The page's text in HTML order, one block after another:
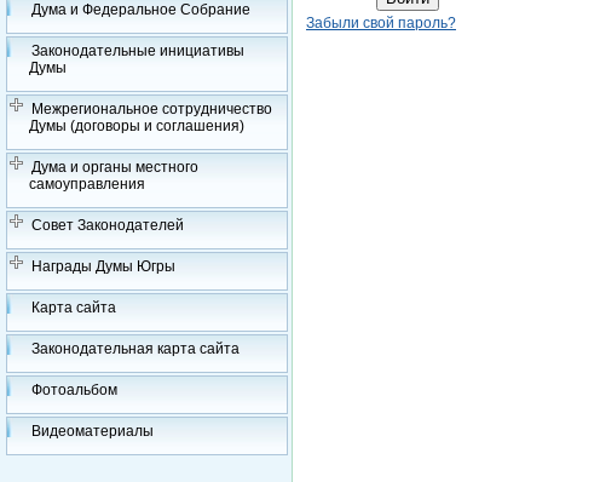
Дума и Федеральное Собрание
Законодательные инициативы
Думы
Межрегиональное сотрудничество
Думы (договоры и соглашения)
Дума и органы местного
самоуправления
Совет Законодателей
Награды Думы Югры
Карта сайта
Законодательная карта сайта
Фотоальбом
Видеоматериалы
Забыли свой пароль?